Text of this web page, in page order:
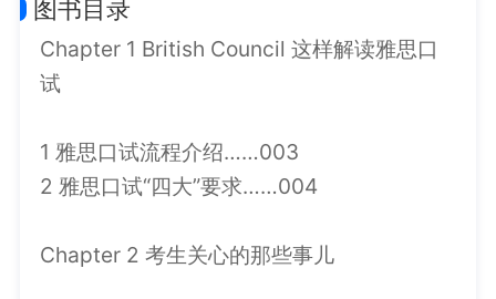
图书目录
Chapter 1 British Council 这样解读雅思口
试
1 雅思口试流程介绍……003
2 雅思口试“四大”要求……004
Chapter 2 考生关心的那些事儿